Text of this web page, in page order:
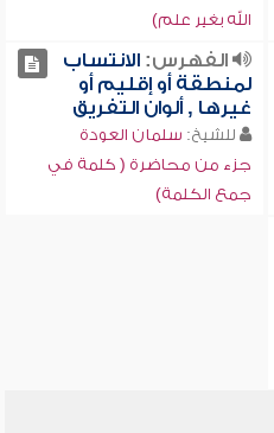
الله بغير علم)
الفهرس:الانتساب
لمنطقة أو إقليم أو
غيرها , ألوان التفريق
للشيخ: سلمان العودة
جزء من محاضرة ( كلمة في
جمع الكلمة)